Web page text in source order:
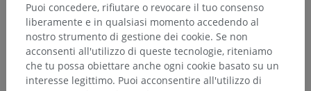
Puoi concedere, rifiutare o revocare il tuo consenso
liberamente e in qualsiasi momento accedendo al
nostro strumento di gestione dei cookie. Se non
acconsenti all'utilizzo di queste tecnologie, riteniamo
che tu possa obiettare anche ogni cookie basato su un
interesse legittimo. Puoi acconsentire all'utilizzo di